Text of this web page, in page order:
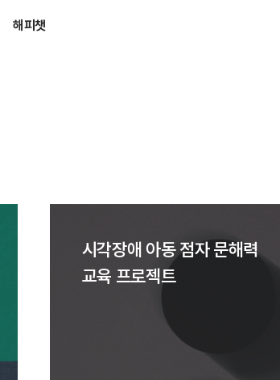
해피챗
시각장애 아동 점자 문해력
교육 프로젝트